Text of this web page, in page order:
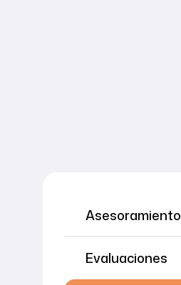
Asesoramiento
Evaluaciones